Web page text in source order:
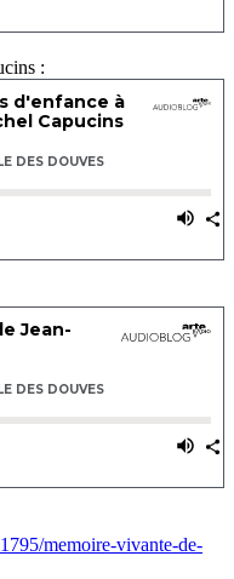
:
memoire-vivante-de-